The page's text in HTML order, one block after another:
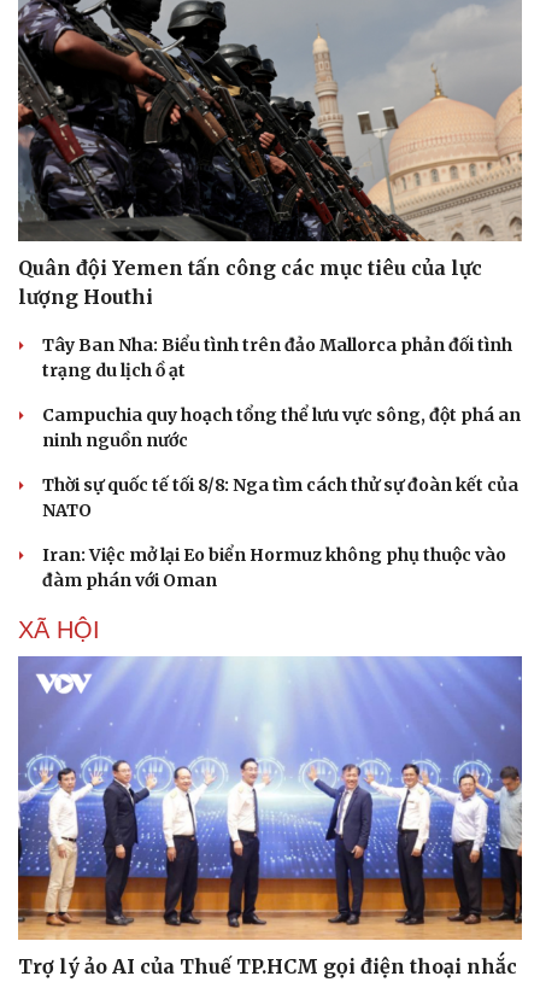
Thể thao
Bóng đá
Lịch thi đấu bóng đá
Thế giới thể thao
eSports
Hậu trường
Ô tô
Xe máy
Tư vấn
Quân đội Yemen tấn công các mục tiêu của lực
lượng Houthi
Tây Ban Nha: Biểu tình trên đảo Mallorca phản đối tình
trạng du lịch ồ ạt
Campuchia quy hoạch tổng thể lưu vực sông, đột phá an
ninh nguồn nước
Thời sự quốc tế tối 8/8: Nga tìm cách thử sự đoàn kết của
NATO
Iran: Việc mở lại Eo biển Hormuz không phụ thuộc vào
đàm phán với Oman
XÃ HỘI
Trợ lý ảo AI của Thuế TP.HCM gọi điện thoại nhắc